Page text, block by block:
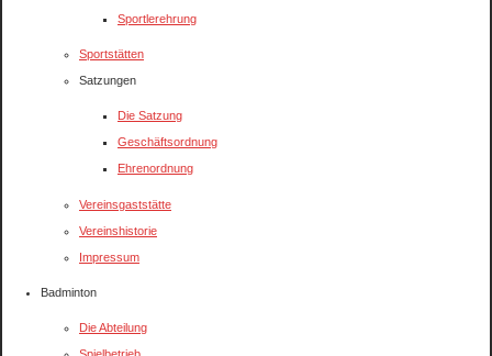
Sportlerehrung
Sportstätten
Satzungen
Die Satzung
Geschäftsordnung
Ehrenordnung
Vereinsgaststätte
Vereinshistorie
Impressum
Badminton
Die Abteilung